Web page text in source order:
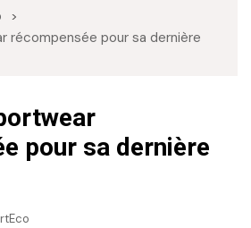
récompensée pour sa dernière
pour sa dernière